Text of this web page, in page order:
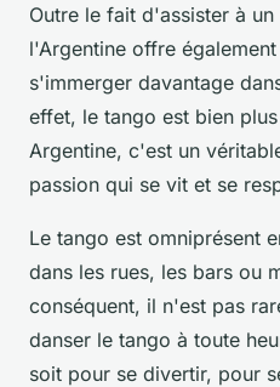
Outre le fait d'assister à
l'Argentine offre
s'immerger davantage
effet, le tango est bien
Argentine, c'est un
passion qui se vit et se
Le tango est omniprésent
dans les rues, les bars ou
conséquent, il n'est pas
danser le tango à toute
soit pour se divertir, pour